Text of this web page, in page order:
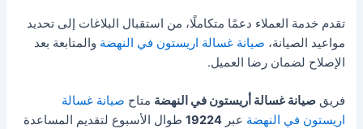
تقدم خدمة العملاء دعمًا متكاملًا، من استقبال البلاغات إلى تحديد
مواعيد الصيانة، صيانة غسالة اريستون في النهضة والمتابعة بعد
الإصلاح لضمان رضا العميل.
فريقصيانة غسالة أريستون في النهضة متاح صيانة غسالة
اريستون في النهضة عبر19224 طوال الأسبوع لتقديم المساعدة